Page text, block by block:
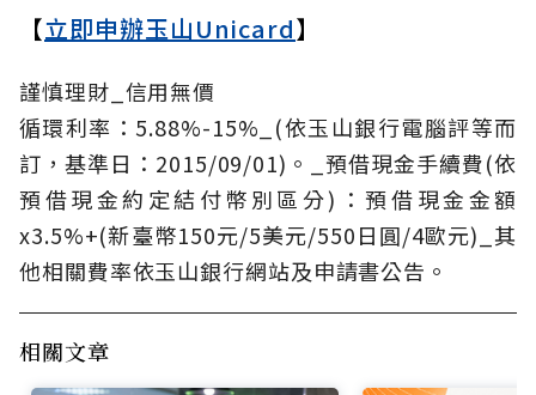
【立即申辦玉山Unicard】
謹慎理財_信用無價
循環利率：5.88%-15%_(依玉山銀行電腦評等而
訂，基準日：2015/09/01)。_預借現金手續費(依
預借現金約定結付幣別區分)：預借現金金額
x3.5%+(新臺幣150元/5美元/550日圓/4歐元)_其
他相關費率依玉山銀行網站及申請書公告。
相關文章